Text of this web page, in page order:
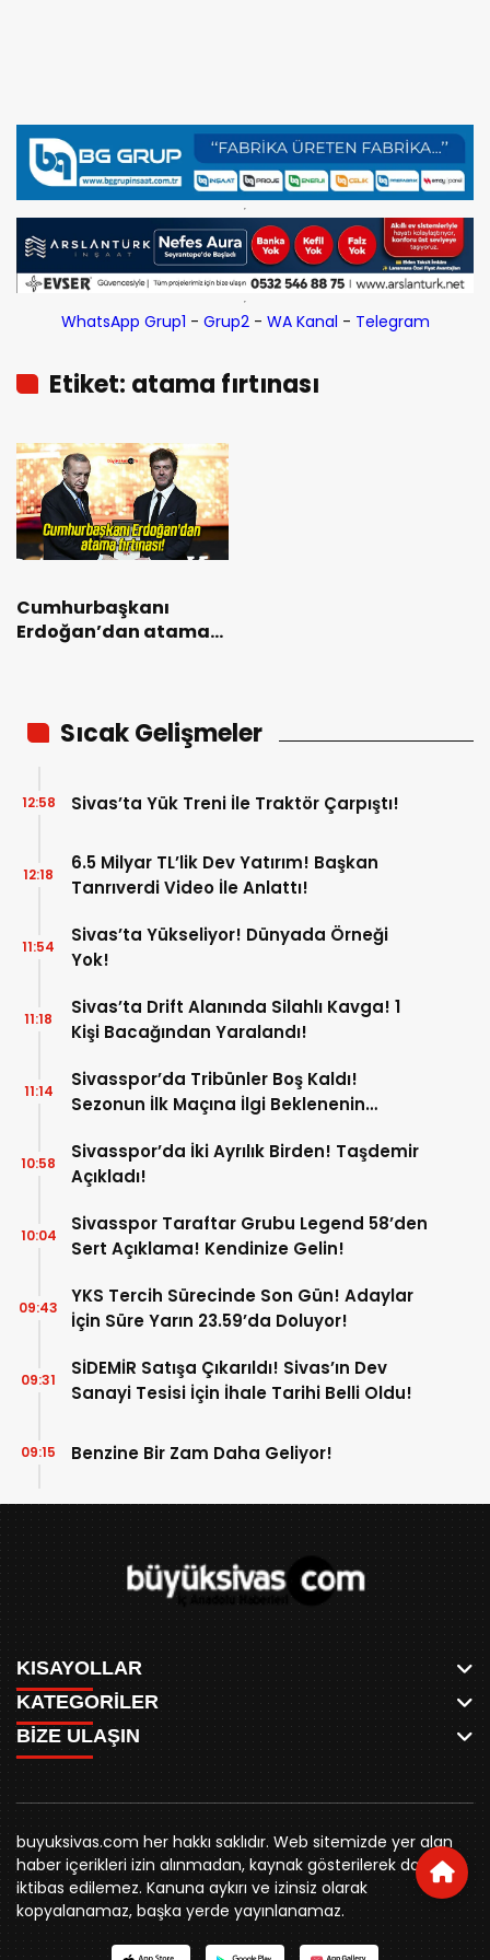
WhatsApp Grup1 - Grup2- WA Kanal - Telegram
Etiket: atama fırtınası
Cumhurbaşkanı
Erdoğan’dan atama
Sıcak Gelişmeler
Sivas’ta Yük Treni İle Traktör Çarpıştı!
12:58
6.5 Milyar TL’lik Dev Yatırım! Başkan
Tanrıverdi Video İle Anlattı!
12:18
Sivas’ta Yükseliyor! Dünyada Örneği
Yok!
11:54
Sivas’ta Drift Alanında Silahlı Kavga! 1
Kişi Bacağından Yaralandı!
11:18
Sivasspor’da Tribünler Boş Kaldı!
Sezonun İlk Maçına İlgi Beklenenin
11:14
Sivasspor’da İki Ayrılık Birden! Taşdemir
Açıkladı!
10:58
Sivasspor Taraftar Grubu Legend 58’den
Sert Açıklama! Kendinize Gelin!
10:04
YKS Tercih Sürecinde Son Gün! Adaylar
İçin Süre Yarın 23.59’da Doluyor!
09:43
SİDEMİR Satışa Çıkarıldı! Sivas’ın Dev
Sanayi Tesisi İçin İhale Tarihi Belli Oldu!
09:31
Benzine Bir Zam Daha Geliyor!
09:15
KISAYOLLAR
ANASAYFA
AKSU CANLI
MEYDAN CANLI
MEDRESELER CANLI
MERAKÜM CANLI
YUKARI TEKKE CANLI
KURUMSAL KİMLİK
REKLAM FİYATLARI
BİZE ULAŞIN
KÜNYE
RESMİ İLANLAR
KATEGORİLER
WHATSAPP
SPOR
SİYASET
BELEDİYE
SİVAS VALİLİĞİ
ÜNİVERSİTE
KURUMLAR
STK
YORUM
BİZE ULAŞIN
0346 221 00 60
buyuksivashaber@gmail.com
Örtülüpınar Mah. İnönü Bulvarı Özkahya Apt. Kat:3 D:7
Sivas
buyuksivas.com her hakkı saklıdır. Web sitemizde yer alan
haber içerikleri izin alınmadan, kaynak gösterilerek dahi
iktibas edilemez. Kanuna aykırı ve izinsiz olarak
kopyalanamaz, başka yerde yayınlanamaz.